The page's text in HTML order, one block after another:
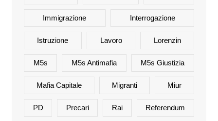
Immigrazione Interrogazione
Istruzione Lavoro Lorenzin
M5s M5s Antimafia M5s Giustizia
Mafia Capitale Migranti Miur
PD Precari Rai Referendum